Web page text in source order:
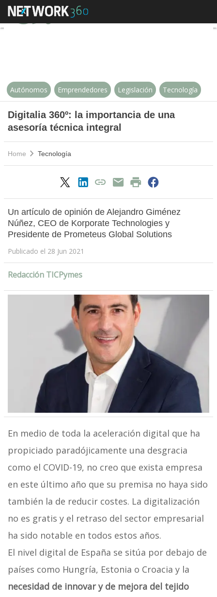
Digitalia 360º: la importancia de
Autónomos Emprendedores Legislación Tecnología
Digitalia 360º: la importancia de una
asesoría técnica integral
Home Tecnología
Un artículo de opinión de Alejandro Giménez
Núñez, CEO de Korporate Technologies y
Presidente de Prometeus Global Solutions
Publicado el 28 Jun 2021
Redacción TICPymes
En medio de toda la aceleración digital que ha
propiciado paradójicamente una desgracia
como el COVID-19, no creo que exista empresa
en este último año que su premisa no haya sido
también la de reducir costes. La digitalización
no es gratis y el retraso del sector empresarial
ha sido notable en todos estos años.
El nivel digital de España se sitúa por debajo de
países como Hungría, Estonia o Croacia y la
necesidad de innovar y de mejora del tejido